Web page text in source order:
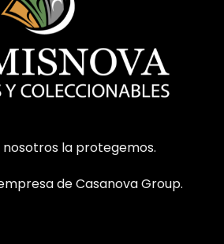
nosotros la protegemos.
de Casanova Group.